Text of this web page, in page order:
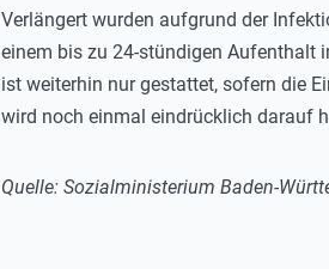
Verlängert wurden aufgrund der
einem bis zu 24-stündigen Aufenthalt
ist weiterhin nur gestattet, sofern die
wird noch einmal eindrücklich darauf
Quelle: Sozialministerium Baden-